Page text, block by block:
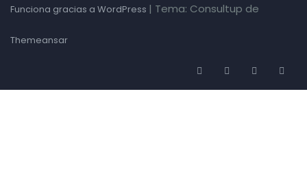
Funciona gracias a WordPress | Tema: Consultup de
Themeansar